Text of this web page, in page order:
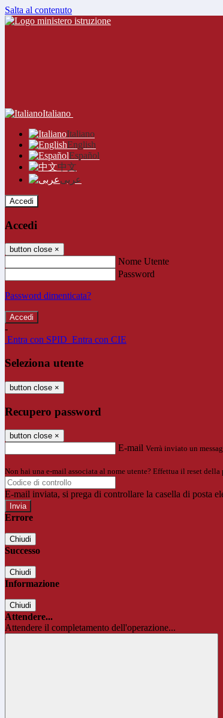
Salta al contenuto
Italiano
Italiano
English
Español
中文
عربى
Accedi
Accedi
button close ×
Nome Utente
Password
Password dimenticata?
-
Entra con SPID Entra con CIE
Seleziona utente
button close ×
Recupero password
button close ×
E-mail Verrà inviato un
Non hai una e-mail associata al nome utente? Effettua il reset della
E-mail inviata, si prega di controllare la casella di posta
Errore
Chiudi
Successo
Chiudi
Informazione
Chiudi
Attendere...
Attendere il completamento dell'operazione...